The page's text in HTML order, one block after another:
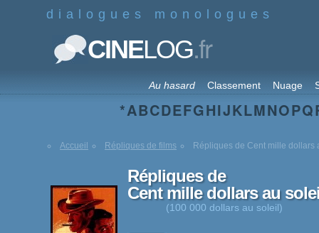
dialogues monologues
CINELOG.fr
Au hasard Classement Nuage
*ABCDEFGHIJKLMNOPQ
Accueil Répliques de films Répliques de Cent mille dollars
Répliques de
Cent mille dollars au
(100 000 dollars au soleil)